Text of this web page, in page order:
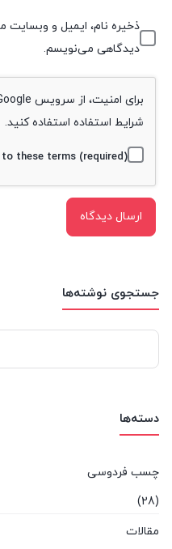
جستجوی نوشته‌ها
برای:
دسته‌ها
چسب فردوسی
(28)
مقالات
ذخیره نام، ایمیل و وبسایت
دیدگاهی می‌نویسم.
برای امنیت، از سرویس reCAPTCHA Google
شرایط استفاده استفاده کنید.
these terms (required).